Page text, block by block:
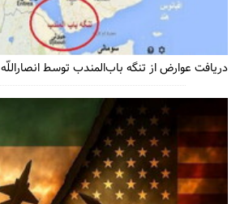
دریافت عوارض از تنگه باب‌المندب توسط انصاراللّه